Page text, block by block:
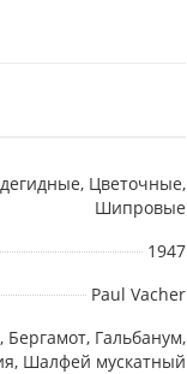
Цветочные,
Шипровые
1947
Paul Vacher
Бергамот, Гальбанум,
Шалфей мускатный